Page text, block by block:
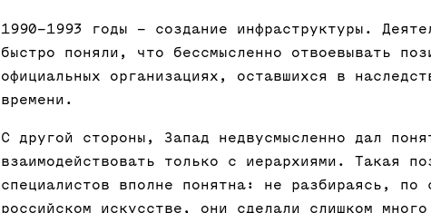
1990–1993 годы – создание инфраструктуры.
быстро поняли, что бессмысленно отвоевывать
официальных организациях, оставшихся в
времени.
С другой стороны, Запад недвусмысленно дал
взаимодействовать только с иерархиями. Такая
специалистов вполне понятна: не разбираясь, по
российском искусстве, они сделали слишком